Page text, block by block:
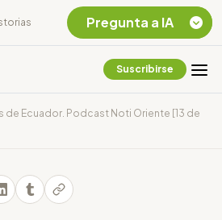
Suscribirse
de Ecuador. Podcast Noti Oriente [13 de
Pregunta a IA
Chevron Ecuador